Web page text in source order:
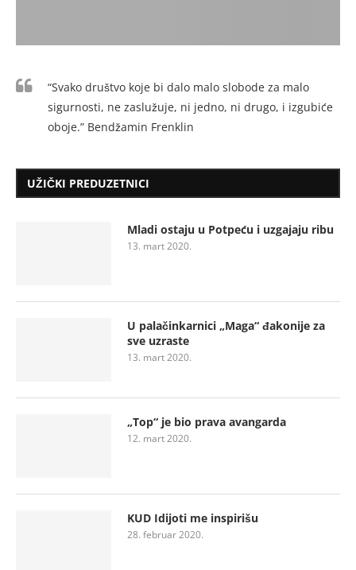
“Svako društvo koje bi dalo malo slobode za malo
sigurnosti, ne zaslužuje, ni jedno, ni drugo, i izgubiće
oboje.” Bendžamin Frenklin
UŽIČKI PREDUZETNICI
Mladi ostaju u Potpeću i uzgajaju ribu
13. mart 2020.
U palačinkarnici „Maga“ đakonije za
sve uzraste
13. mart 2020.
„Top“ je bio prava avangarda
12. mart 2020.
KUD Idijoti me inspirišu
28. februar 2020.